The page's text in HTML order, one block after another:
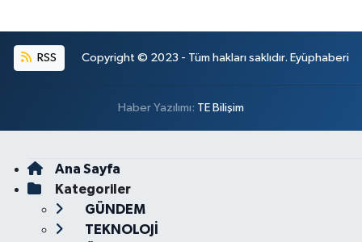
RSS Copyright © 2023 - Tüm hakları saklıdır. Eyüphaberi
Haber Yazılımı: TE Bilişim
Ana Sayfa
Kategoriler
GÜNDEM
TEKNOLOJİ